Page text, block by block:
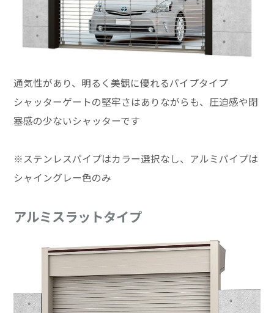
通気性があり、明るく美観に優れるパイプタイプ
シャッターゲートの堅牢さはありながらも、圧迫感や閉
塞感の少ないシャッターです
※ステンレスパイプはカラー選択なし、アルミパイプは
シャイングレー色のみ
アルミスラットタイプ